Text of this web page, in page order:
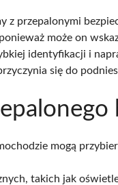
z przepalonymi
może on
identyfikacji i
się do
mogą
takich jak